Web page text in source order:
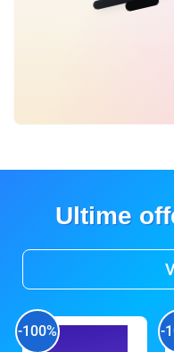
Ultime
-100% -